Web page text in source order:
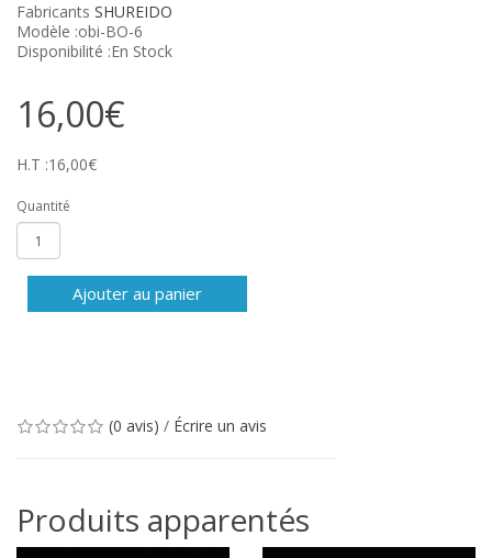
Fabricants SHUREIDO
Modèle :obi-BO-6
Disponibilité :En Stock
16,00€
H.T :16,00€
Quantité
Ajouter au panier
(0 avis) / Écrire un avis
Produits apparentés